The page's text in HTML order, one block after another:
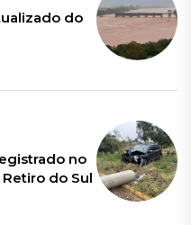
do
no
do Sul